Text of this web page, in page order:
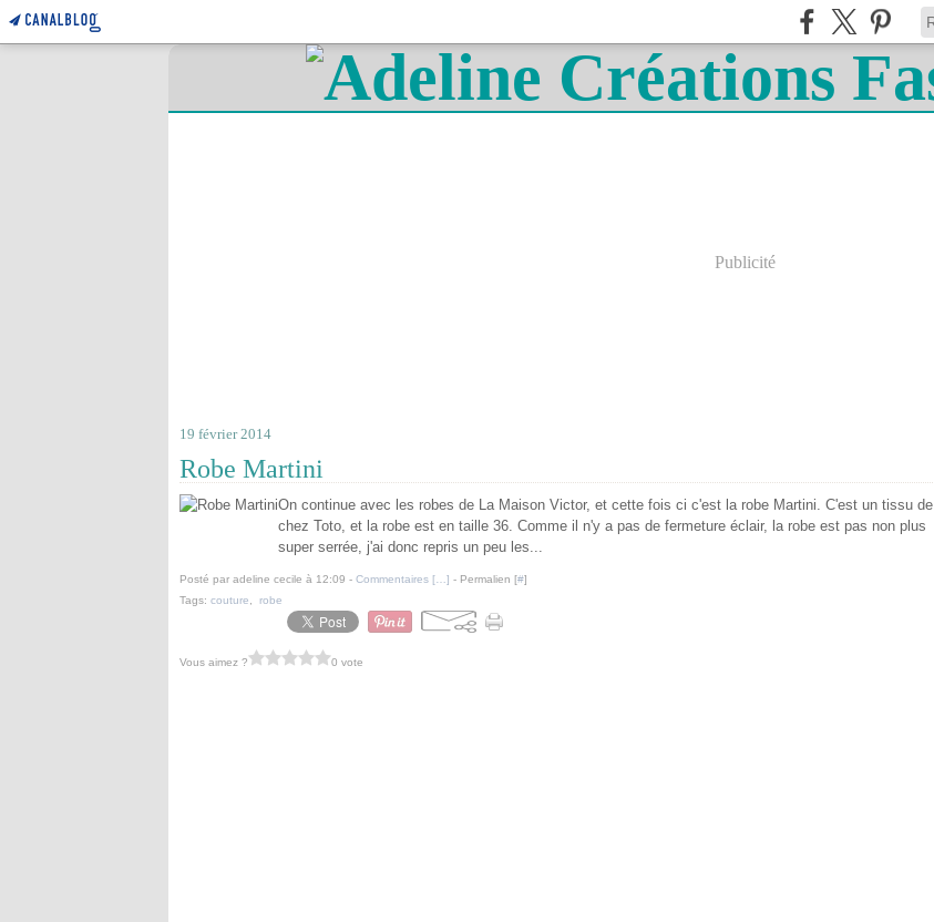
Publicité
19 février 2014
Robe Martini
On continue avec les robes de La Maison Victor, et cette fois ci c'est la robe Martini. C'est un tissu de
chez Toto, et la robe est en taille 36. Comme il n'y a pas de fermeture éclair, la robe est pas non plus
super serrée, j'ai donc repris un peu les...
Posté par adeline cecile à 12:09 - Commentaires [ ] - Permalien [#]
Tags: couture robe
Vous aimez ? 0 vote